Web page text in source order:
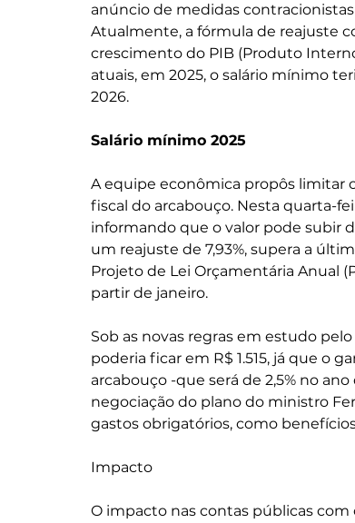
anúncio de medidas
Atualmente, a fórmula de reajuste
crescimento do PIB (Produto
atuais, em 2025, o salário mínimo
2026.
Salário mínimo 2025
A equipe econômica propôs limitar
fiscal do arcabouço. Nesta quarta-
informando que o valor pode subir
um reajuste de 7,93%, supera a
Projeto de Lei Orçamentária Anual
partir de janeiro.
Sob as novas regras em estudo
poderia ficar em R$ 1.515, já que o
arcabouço -que será de 2,5% no
negociação do plano do ministro
gastos obrigatórios, como
Impacto
O impacto nas contas públicas